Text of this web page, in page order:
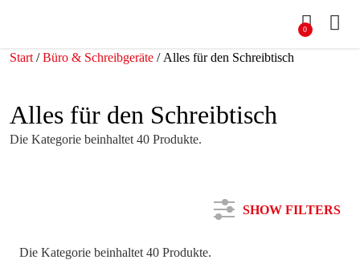
0
Start /Büro & Schreibgeräte / Alles für den Schreibtisch
Alles für den Schreibtisch
Die Kategorie beinhaltet 40 Produkte.
SHOW FILTERS
Die Kategorie beinhaltet 40 Produkte.